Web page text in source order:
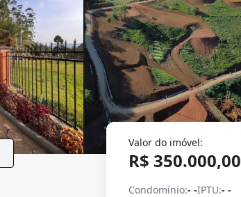
Valor do imóvel:
R$ 350.000,00
Condomínio:- -IPTU:- -